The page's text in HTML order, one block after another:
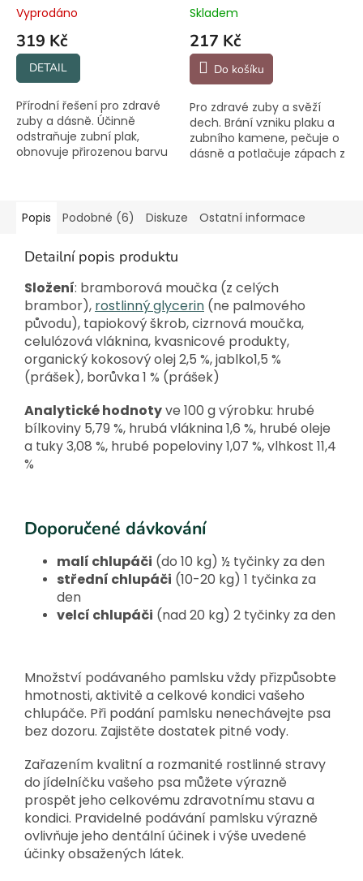
Vyprodáno
319 Kč
DETAIL
Přírodní řešení pro zdravé
zuby a dásně. Účinně
odstraňuje zubní plak,
obnovuje přirozenou barvu
Skladem
217 Kč
Do košíku
Pro zdravé zuby a svěží
dech. Brání vzniku plaku a
zubního kamene, pečuje o
dásně a potlačuje zápach z
Popis Podobné (6) Diskuze Ostatní informace
Detailní popis produktu
Složení: bramborová moučka (z celých
brambor), rostlinný glycerin (ne palmového
původu), tapiokový škrob, cizrnová moučka,
celulózová vláknina, kvasnicové produkty,
organický kokosový olej 2,5 %, jablko1,5 %
(prášek), borůvka 1 % (prášek)
Analytické hodnotyve 100 g výrobku: hrubé
bílkoviny 5,79 %, hrubá vláknina 1,6 %, hrubé oleje
a tuky 3,08 %, hrubé popeloviny 1,07 %, vlhkost 11,4
%
Doporučené dávkování
malí chlupáči (do 10 kg) ½ tyčinky za den
střední chlupáči (10-20 kg) 1 tyčinka za
den
velcí chlupáči (nad 20 kg) 2 tyčinky za den
Množství podávaného pamlsku vždy přizpůsobte
hmotnosti, aktivitě a celkové kondici vašeho
chlupáče. Při podání pamlsku nenechávejte psa
bez dozoru. Zajistěte dostatek pitné vody.
Zařazením kvalitní a rozmanité rostlinné stravy
do jídelníčku vašeho psa můžete výrazně
prospět jeho celkovému zdravotnímu stavu a
kondici. Pravidelné podávání pamlsku výrazně
ovlivňuje jeho dentální účinek i výše uvedené
účinky obsažených látek.